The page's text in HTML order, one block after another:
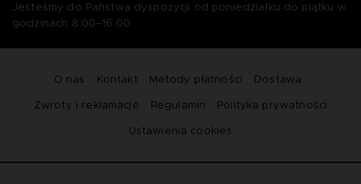
Jesteśmy do Państwa dyspozycji od poniedziałku do piątku w
godzinach 8:00–16:00
O nas Kontakt Metody płatności Dostawa
Zwroty i reklamacje Regulamin Polityka prywatności
Ustawienia cookies